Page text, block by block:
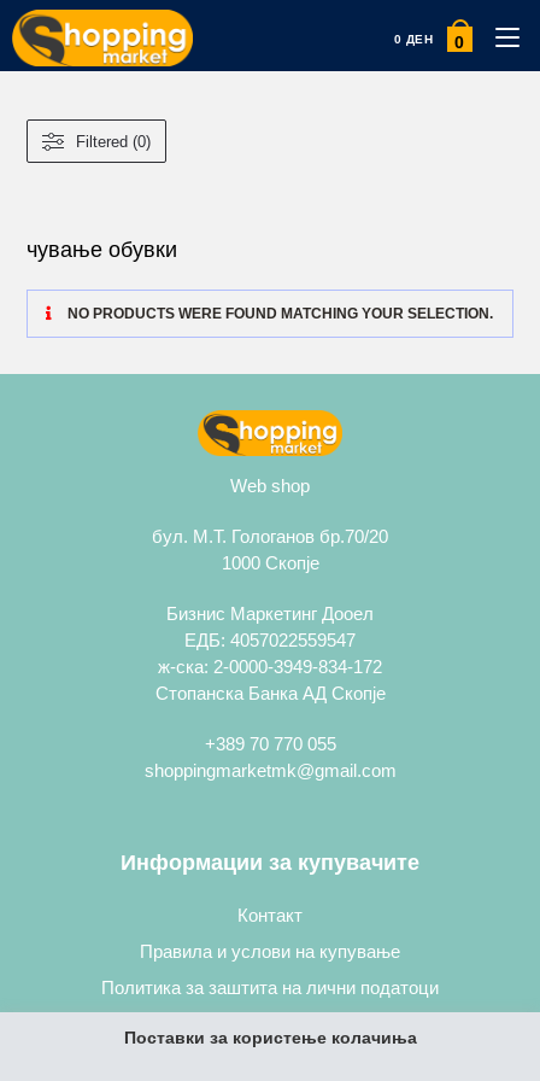
0 ДЕН 0
Filtered (0)
чување обувки
NO PRODUCTS WERE FOUND MATCHING YOUR SELECTION.
Web shop
бул. М.Т. Гологанов бр.70/20
1000 Скопје
Бизнис Маркетинг Дооел
ЕДБ: 4057022559547
ж-ска: 2-0000-3949-834-172
Стопанска Банка АД Скопје
+389 70 770 055
shoppingmarketmk@gmail.com
Информации за купувачите
Контакт
Правила и услови на купување
Политика за заштита на лични податоци
Поставки за користење колачиња